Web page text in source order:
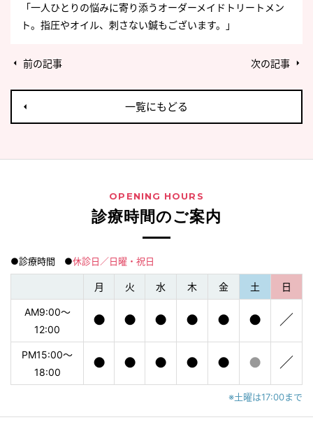
「一人ひとりの悩みに寄り添うオーダーメイドトリートメン
ト。指圧やオイル、刺さない鍼もございます。」
前の記事 次の記事
一覧にもどる
OPENING HOURS
診療時間のご案内
●診療時間 ●休診日／日曜・祝日
月 火 水 木 金 土 日
AM9:00〜
12:00
● ● ● ● ● ● ／
PM15:00〜
18:00
● ● ● ● ● ● ／
※土曜は17:00まで